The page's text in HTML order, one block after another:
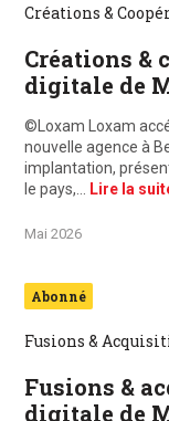
Créations &
Créations &
digitale de
©Loxam Loxam
nouvelle agence à
implantation,
le pays,…
Lire la
Mai 2026
Abonné
Fusions &
Fusions &
digitale de